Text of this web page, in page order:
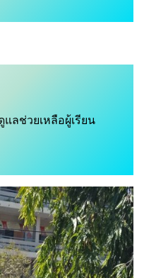
ลช่วยเหลือผู้เรียน